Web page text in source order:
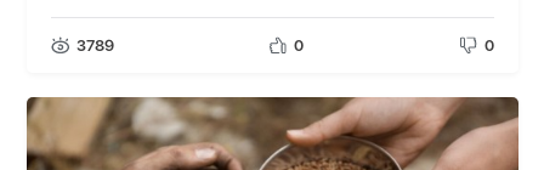
3789 0 0